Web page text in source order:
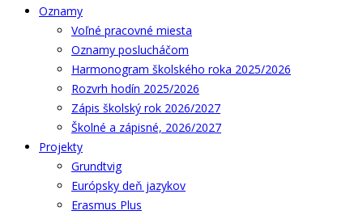
Oznamy
Voľné pracovné miesta
Oznamy poslucháčom
Harmonogram školského roka 2025/2026
Rozvrh hodín 2025/2026
Zápis školský rok 2026/2027
Školné a zápisné, 2026/2027
Projekty
Grundtvig
Európsky deň jazykov
Erasmus Plus